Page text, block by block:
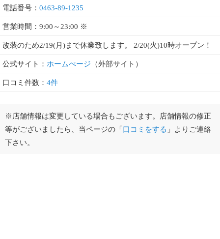
電話番号： 0463-89-1235
営業時間：9:00～23:00 ※
改装のため2/19(月)まで休業致します。 2/20(火)10時オープン！
公式サイト： ホームぺージ （外部サイト）
口コミ件数： 4件
※店舗情報は変更している場合もございます。店舗情報の修正
等がございましたら、当ページの「口コミをする 」よりご連絡
下さい。